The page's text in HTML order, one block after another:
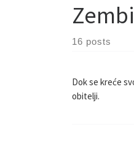
16 posts
Dok se kreće
obitelji.